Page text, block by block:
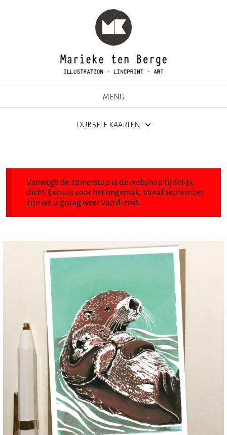
MENU
DUBBELE KAARTEN
Vanwege de zomerstop is de webshop tijdelijk
dicht. Excuus voor het ongemak. Vanaf september
zijn we u graag weer van dienst.